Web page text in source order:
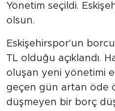
Yönetim seçildi.
olsun.
Eskişehirspor'un
TL olduğu açıklandı.
oluşan yeni yönetimi
geçen gün artan öde
düşmeyen bir borç
Teknoloji
Dünya
Sektör